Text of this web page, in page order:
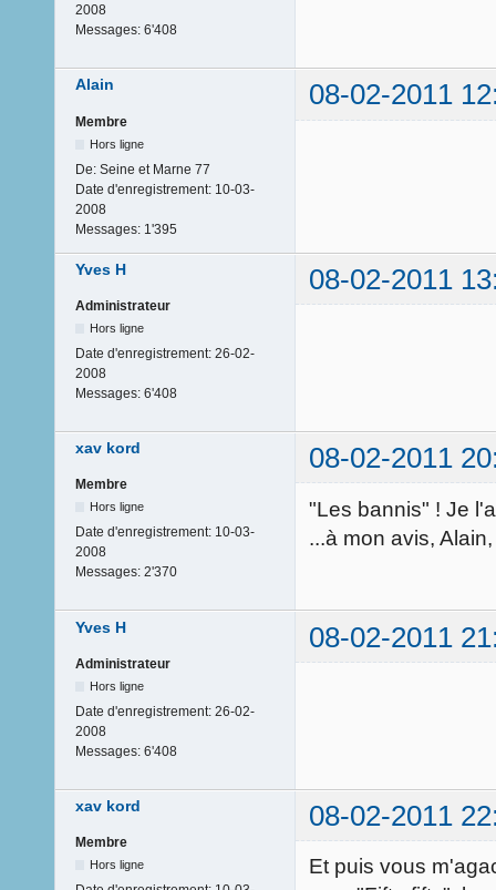
2008
Messages: 6'408
Alain 08-02-2011
Membre
Hors ligne
De: Seine et Marne 77
Date d'enregistrement: 10-03-
2008
Messages: 1'395
Yves H 08-02-2011
Administrateur
Hors ligne
Date d'enregistrement: 26-02-
2008
Messages: 6'408
xav kord 08-02-2011
Membre
Hors ligne
Date d'enregistrement: 10-03-
2008
Messages: 2'370
"Les bannis" ! Je
...à mon avis,
Yves H 08-02-2011
Administrateur
Hors ligne
Date d'enregistrement: 26-02-
2008
Messages: 6'408
xav kord 08-02-2011
Membre
Hors ligne
Et puis vous